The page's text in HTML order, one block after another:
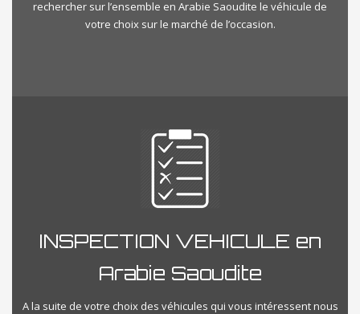
rechercher sur l’ensemble en Arabie Saoudite le véhicule de
votre choix sur le marché de l’occasion.
INSPECTION VEHICULE en
Arabie Saoudite
A la suite de votre choix des véhicules qui vous intéressent nous